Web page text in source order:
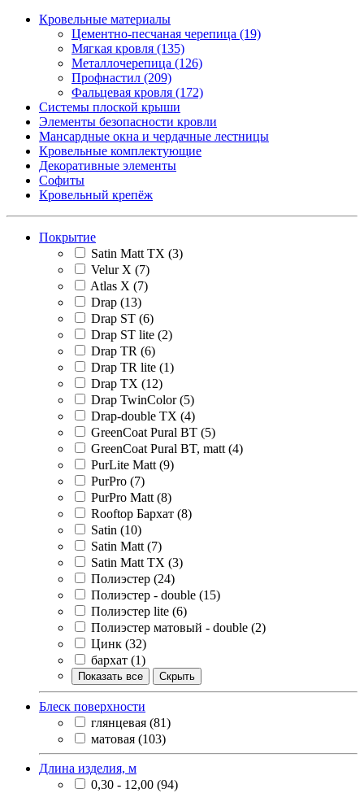
Кровельные материалы
Цементно-песчаная черепица (19)
Мягкая кровля (135)
Металлочерепица (126)
Профнастил (209)
Фальцевая кровля (172)
Системы плоской крыши
Элементы безопасности кровли
Мансардные окна и чердачные лестницы
Кровельные комплектующие
Декоративные элементы
Софиты
Кровельный крепёж
Покрытие
Satin Matt TX (3)
Velur X (7)
Atlas X (7)
Drap (13)
Drap ST (6)
Drap ST lite (2)
Drap TR (6)
Drap TR lite (1)
Drap TX (12)
Drap TwinColor (5)
Drap-double TX (4)
GreenCoat Pural BT (5)
GreenCoat Pural BT, matt (4)
PurLite Matt (9)
PurPro (7)
PurPro Matt (8)
Rooftop Бархат (8)
Satin (10)
Satin Matt (7)
Satin Matt TX (3)
Полиэстер (24)
Полиэстер - double (15)
Полиэстер lite (6)
Полиэстер матовый - double (2)
Цинк (32)
бархат (1)
Показать все Скрыть
Блеск поверхности
глянцевая (81)
матовая (103)
Длина изделия, м
0,30 - 12,00 (94)